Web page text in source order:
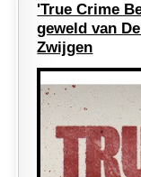
'True Crime
geweld van
Zwijgen